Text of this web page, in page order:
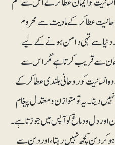
عطا کر کے مادیت سے محروم
دنیا سے تہی دامن ہونے کے لیے
آسمان سے قریب کرتا ہے مگر اس سے
انسانیت کو روحانی بلندی عطا کر کے
دیتا۔ یہ تو متوازن و معتدل پیغام
اور دل و دماغ کو آپس میں جوڑتا ہے۔
دین کچھ نہیں رہتا، اور دین سے